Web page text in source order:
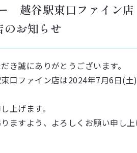
　越谷駅東口ファイン
お知らせ
き誠にありがとうございます。
口ファイン店は2024年7月6日(
上げます。
ますよう、よろしくお願い申し上